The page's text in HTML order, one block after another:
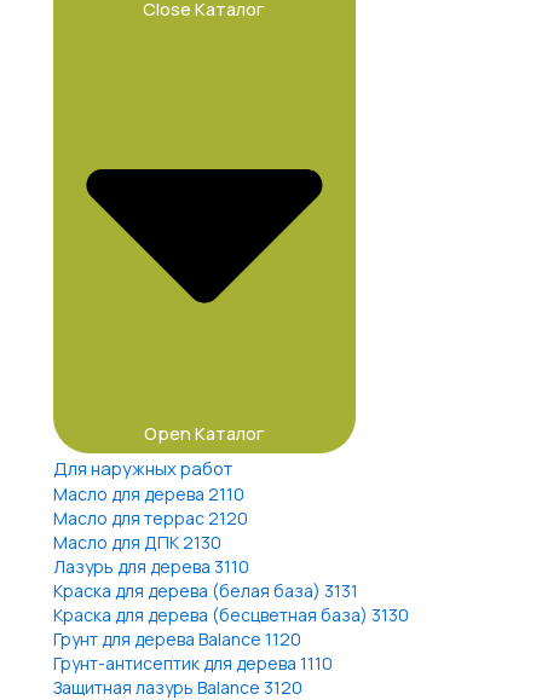
Close Каталог
Open Каталог
Для наружных работ
Масло для дерева 2110
Масло для террас 2120
Масло для ДПК 2130
Лазурь для дерева 3110
Краска для дерева (белая база) 3131
Краска для дерева (бесцветная база) 3130
Грунт для дерева Balance 1120
Грунт-антисептик для дерева 1110
Защитная лазурь Balance 3120